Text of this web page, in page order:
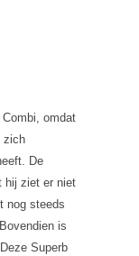
Combi, omdat
zich
De
hij ziet er niet
nog steeds
is
Superb